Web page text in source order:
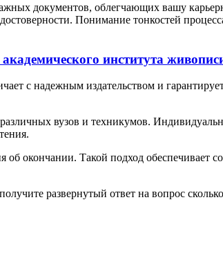
документов, облегчающих вашу
Понимание тонкостей
института
с надежным издательством и
вузов и техникумов.
об окончании. Такой подход обеспечивает
развернутый ответ на вопрос